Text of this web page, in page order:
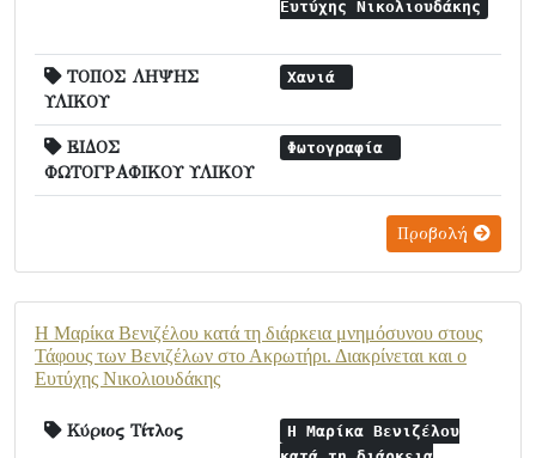
Ευτύχης Νικολιουδάκης
ΤΟΠΟΣ ΛΗΨΗΣ
ΥΛΙΚΟΥ
Χανιά
ΕΙΔΟΣ
ΦΩΤΟΓΡΑΦΙΚΟΥ ΥΛΙΚΟΥ
Φωτογραφία
Προβολή
Η Μαρίκα Βενιζέλου κατά τη διάρκεια μνημόσυνου στους
Τάφους των Βενιζέλων στο Ακρωτήρι. Διακρίνεται και ο
Ευτύχης Νικολιουδάκης
Κύριος Τίτλος
Η Μαρίκα Βενιζέλου